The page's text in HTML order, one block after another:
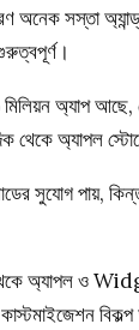
অনেক সস্তা
অ্যাপ আছে,
দিক থেকে অ্যাপল
সুযোগ
অ্যাপল ও